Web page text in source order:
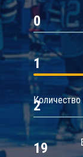
0
1
2
19